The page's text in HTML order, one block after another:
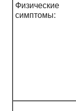
Физические
симптомы: